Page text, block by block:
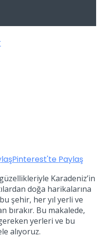
Pinterest'te Paylaş
Karadeniz’in
doğa harikalarına
şehir, her yıl yerli ve
bırakır. Bu makalede,
yerleri ve bu
alıyoruz.